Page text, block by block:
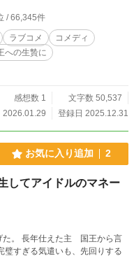
素直になれないふたり。
がいつしか救国の聖女へと崇
クズですが、だんだん忠犬へ
リモンド、気をつけて。その
/ 66,345件
ラブコメ
コメディ
への生贄に
感想数 1
文字数 50,537
2026.01.29
登録日 2025.12.31
お気に入り追加 2
してアイドルのマネー
ら言